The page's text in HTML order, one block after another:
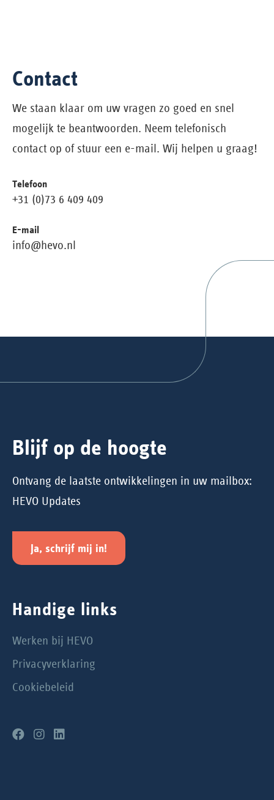
Contact
We staan klaar om uw vragen zo goed en snel
mogelijk te beantwoorden. Neem telefonisch
contact op of stuur een e-mail. Wij helpen u graag!
Telefoon
+31 (0)73 6 409 409
E-mail
info@hevo.nl
Blijf op de hoogte
Ontvang de laatste ontwikkelingen in uw mailbox:
HEVO Updates
Ja, schrijf mij in!
Handige links
Werken bij HEVO
Privacyverklaring
Cookiebeleid